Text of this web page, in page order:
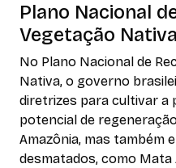
Plano Nacional
Vegetação Nativa
No Plano Nacional de
Nativa, o governo
diretrizes para cultivar a
potencial de
Amazônia, mas também
desmatados, como Mata